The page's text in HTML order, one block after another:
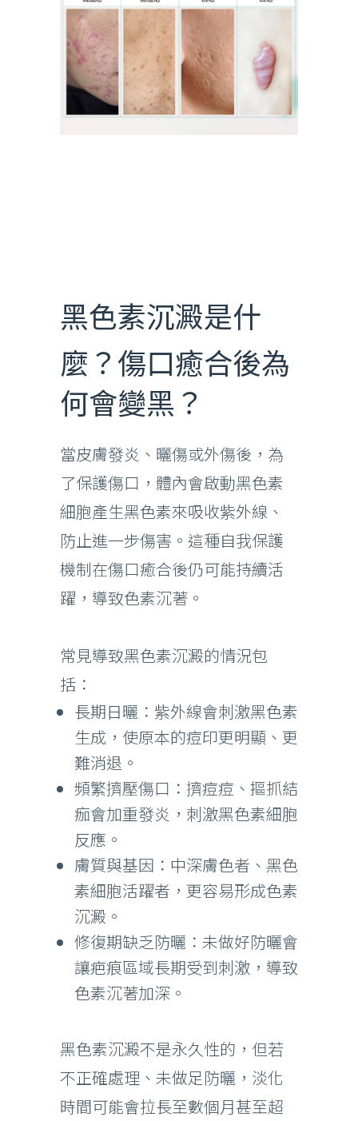
黑色素沉澱是什
麼？傷口癒合後為
何會變黑？
當皮膚發炎、曬傷或外傷後，為
了保護傷口，體內會啟動黑色素
細胞產生黑色素來吸收紫外線、
防止進一步傷害。這種自我保護
機制在傷口癒合後仍可能持續活
躍，導致色素沉著。
常見導致黑色素沉澱的情況包
括：
長期日曬：紫外線會刺激黑色素
生成，使原本的痘印更明顯、更
難消退。
頻繁擠壓傷口：擠痘痘、摳抓結
痂會加重發炎，刺激黑色素細胞
反應。
膚質與基因：中深膚色者、黑色
素細胞活躍者，更容易形成色素
沉澱。
修復期缺乏防曬：未做好防曬會
讓疤痕區域長期受到刺激，導致
色素沉著加深。
黑色素沉澱不是永久性的，但若
不正確處理、未做足防曬，淡化
時間可能會拉長至數個月甚至超